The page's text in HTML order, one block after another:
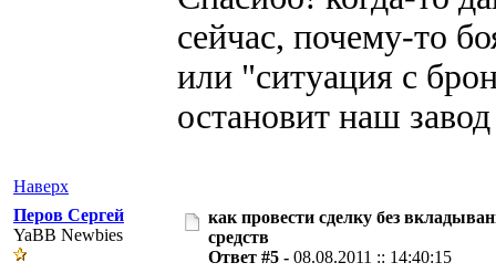
сейчас, почему-то
или "ситуация с
остановит наш
Наверх
Перов Сергей
YaBB Newbies
как провести сделку без
средств
Ответ #5 - 08.08.2011 :: 14:40:15